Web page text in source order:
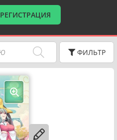
РЕГИСТРАЦИЯ
ФИЛЬТР